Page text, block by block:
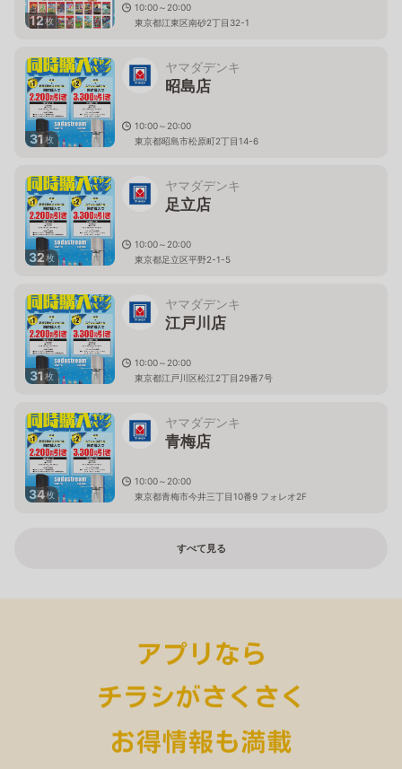
12枚
10:00～20:00
東京都江東区南砂2丁目32-1
31枚
ヤマダデンキ
昭島店
10:00～20:00
東京都昭島市松原町2丁目14-6
32枚
ヤマダデンキ
足立店
10:00～20:00
東京都足立区平野2-1-5
31枚
ヤマダデンキ
江戸川店
10:00～20:00
東京都江戸川区松江2丁目29番7号
34枚
ヤマダデンキ
青梅店
10:00～20:00
東京都青梅市今井三丁目10番9 フォレオ2F
すべて見る